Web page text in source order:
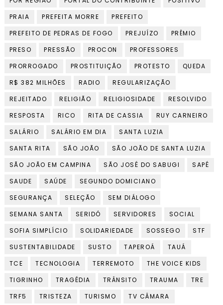
PRAIA
PREFEITA MORRE
PREFEITO
PREFEITO DE PEDRAS DE FOGO
PREJUÍZO
PRÊMIO
PRESO
PRESSÃO PROCON
PROFESSORES
PRORROGADO
PROSTITUIÇÃO PROTESTO
QUEDA
R$ 382 MILHÕES
RADIO
REGULARIZAÇÃO
REJEITADO
RELIGIÃO RELIGIOSIDADE
RESOLVIDO
RESPOSTA
RICO RITA DE CASSIA
RUY CARNEIRO
SALÁRIO
SALÁRIO EM DIA
SANTA LUZIA
SANTA RITA
SÃO JOÃO
SÃO JOÃO DE SANTA LUZIA
SÃO JOÃO EM CAMPINA
SÃO JOSÉ DO SABUGI
SAPÉ
SAUDE
SAÚDE
SEGUNDO DOMICIANO
SEGURANÇA
SELEÇÃO
SEM DIÁLOGO
SEMANA SANTA
SERIDÓ SERVIDORES
SOCIAL
SOFIA SIMPLÍCIO
SOLIDARIEDADE SOSSEGO
STF
SUSTENTABILIDADE
SUSTO TAPEROÁ
TAUÁ
TCE
TECNOLOGIA TERREMOTO
THE VOICE KIDS
TIGRINHO
TRAGÉDIA TRÂNSITO TRAUMA
TRE
TRF5
TRISTEZA TURISMO TV CÂMARA